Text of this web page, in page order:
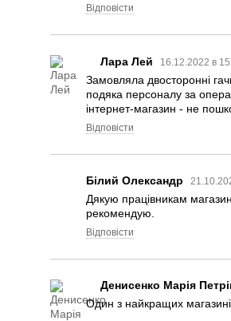
Відповісти
Лара Лей 16.12.2022 в
Замовляла двосторонні
подяка персоналу за
інтернет-магазин - не
Відповісти
Білий Олександр
Дякую працівникам
рекомендую.
Відповісти
Денисенко Марія
Один з найкращих